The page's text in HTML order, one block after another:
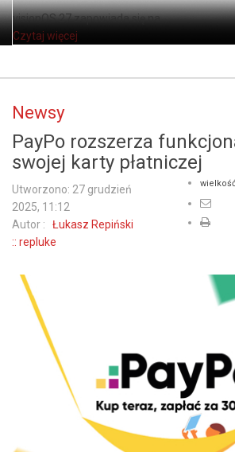
visionOS 27 zapowiada się na ...
Czytaj więcej
Newsy
PayPo rozszerza
swojej karty płatniczej
Utworzono: 27 grudzień
2025, 11:12
Autor : Łukasz Repiński
:: repluke